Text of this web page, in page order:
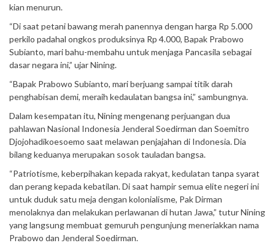
kian menurun.
“Di saat petani bawang merah panennya dengan harga Rp 5.000
perkilo padahal ongkos produksinya Rp 4.000, Bapak Prabowo
Subianto, mari bahu-membahu untuk menjaga Pancasila sebagai
dasar negara ini,” ujar Nining.
“Bapak Prabowo Subianto, mari berjuang sampai titik darah
penghabisan demi, meraih kedaulatan bangsa ini,” sambungnya.
Dalam kesempatan itu, Nining mengenang perjuangan dua
pahlawan Nasional Indonesia Jenderal Soedirman dan Soemitro
Djojohadikoesoemo saat melawan penjajahan di Indonesia. Dia
bilang keduanya merupakan sosok tauladan bangsa.
“Patriotisme, keberpihakan kepada rakyat, kedulatan tanpa syarat
dan perang kepada kebatilan. Di saat hampir semua elite negeri ini
untuk duduk satu meja dengan kolonialisme, Pak Dirman
menolaknya dan melakukan perlawanan di hutan Jawa,” tutur Nining
yang langsung membuat gemuruh pengunjung meneriakkan nama
Prabowo dan Jenderal Soedirman.